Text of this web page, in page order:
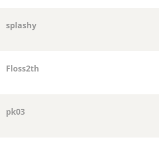
splashy
Floss2th
pk03